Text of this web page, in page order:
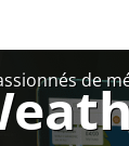
de